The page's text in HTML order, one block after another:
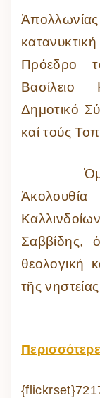
Πρόεδρο
Βασίλειο
Δημοτικό
καί τούς
Σαββίδης,
θεολογική
τῆς